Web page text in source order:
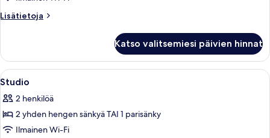
kuvat
Lisätietoja
Lisätietoja
Katso valitsemiesi päivien hinnat
Avaa
kaikki
huonetyypin
Studio
kuvat
Tallelokero huoneessa, työpöytä,
6
Studio
2 henkilöä
2 yhden hengen sänkyä TAI 1 parisänky
Ilmainen Wi-Fi